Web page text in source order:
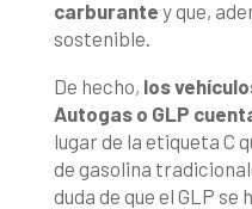
carburante y que,
sostenible.
De hecho, los
Autogas o GLP
lugar de la etiqueta C
de gasolina
duda de que el GLP se